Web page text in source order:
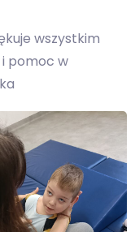
wszystkim
pomoc w